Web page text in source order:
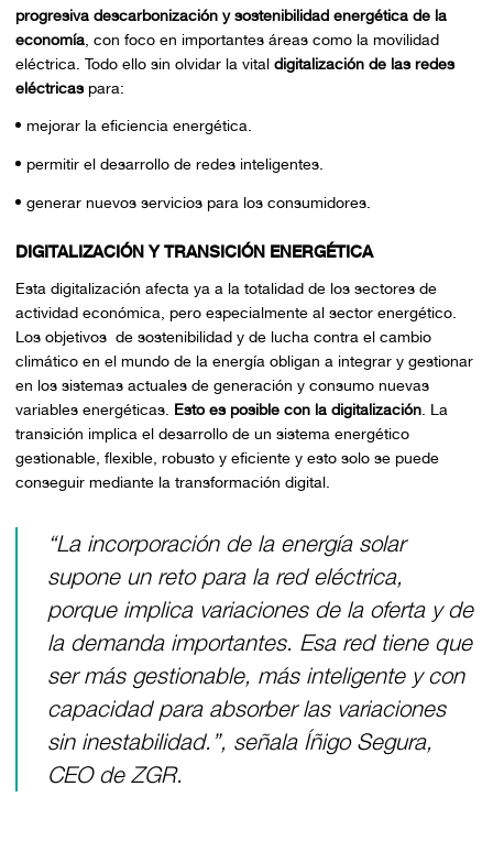
progresiva descarbonización y sostenibilidad energética de la
economía, con foco en importantes áreas como la movilidad
eléctrica. Todo ello sin olvidar la vital digitalización de las redes
eléctricaspara:
mejorar la eficiencia energética.
permitir el desarrollo de redes inteligentes.
generar nuevos servicios para los consumidores.
DIGITALIZACIÓN Y TRANSICIÓN ENERGÉTICA
Esta digitalización afecta ya a la totalidad de los sectores de
actividad económica, pero especialmente al sector energético.
Los objetivos de sostenibilidad y de lucha contra el cambio
climático en el mundo de la energía obligan a integrar y gestionar
en los sistemas actuales de generación y consumo nuevas
variables energéticas. Esto es posible con la digitalización. La
transición implica el desarrollo de un sistema energético
gestionable, flexible, robusto y eficiente y esto solo se puede
conseguir mediante la transformación digital.
“La incorporación de la energía solar
supone un reto para la red eléctrica,
porque implica variaciones de la oferta y de
la demanda importantes. Esa red tiene que
ser más gestionable, más inteligente y con
capacidad para absorber las variaciones
sin inestabilidad.”, señala Íñigo Segura,
CEO de ZGR.